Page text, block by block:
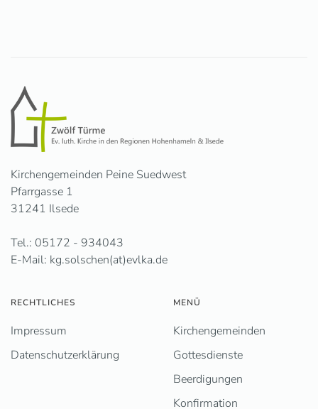
Kirchengemeinden Peine Suedwest
Pfarrgasse 1
31241 Ilsede
Tel.: 05172 - 934043
E-Mail: kg.solschen(at)evlka.de
RECHTLICHES
Impressum
Datenschutzerklärung
MENÜ
Kirchengemeinden
Gottesdienste
Beerdigungen
Konfirmation